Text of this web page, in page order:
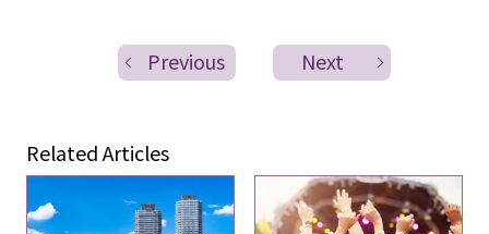
Previous Next
Related Articles